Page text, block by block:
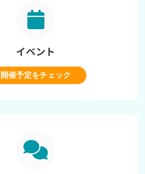
イベント
開催予定をチェック